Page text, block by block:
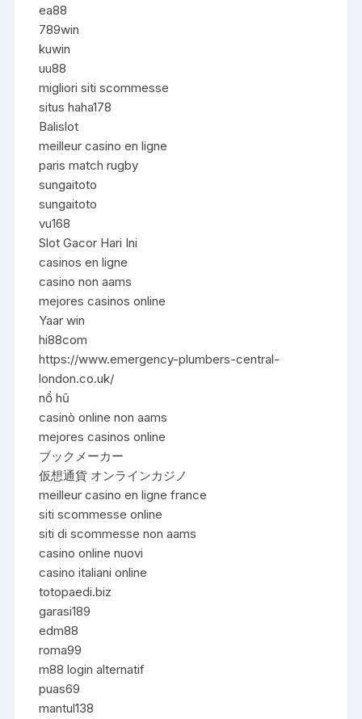
ea88
789win
kuwin
uu88
migliori siti scommesse
situs haha178
Balislot
meilleur casino en ligne
paris match rugby
sungaitoto
sungaitoto
vu168
Slot Gacor Hari Ini
casinos en ligne
casino non aams
mejores casinos online
Yaar win
hi88com
https://www.emergency-plumbers-central-
london.co.uk/
nổ hũ
casinò online non aams
mejores casinos online
ブックメーカー
仮想通貨 オンラインカジノ
meilleur casino en ligne france
siti scommesse online
siti di scommesse non aams
casino online nuovi
casino italiani online
totopaedi.biz
garasi189
edm88
roma99
m88 login alternatif
puas69
mantul138